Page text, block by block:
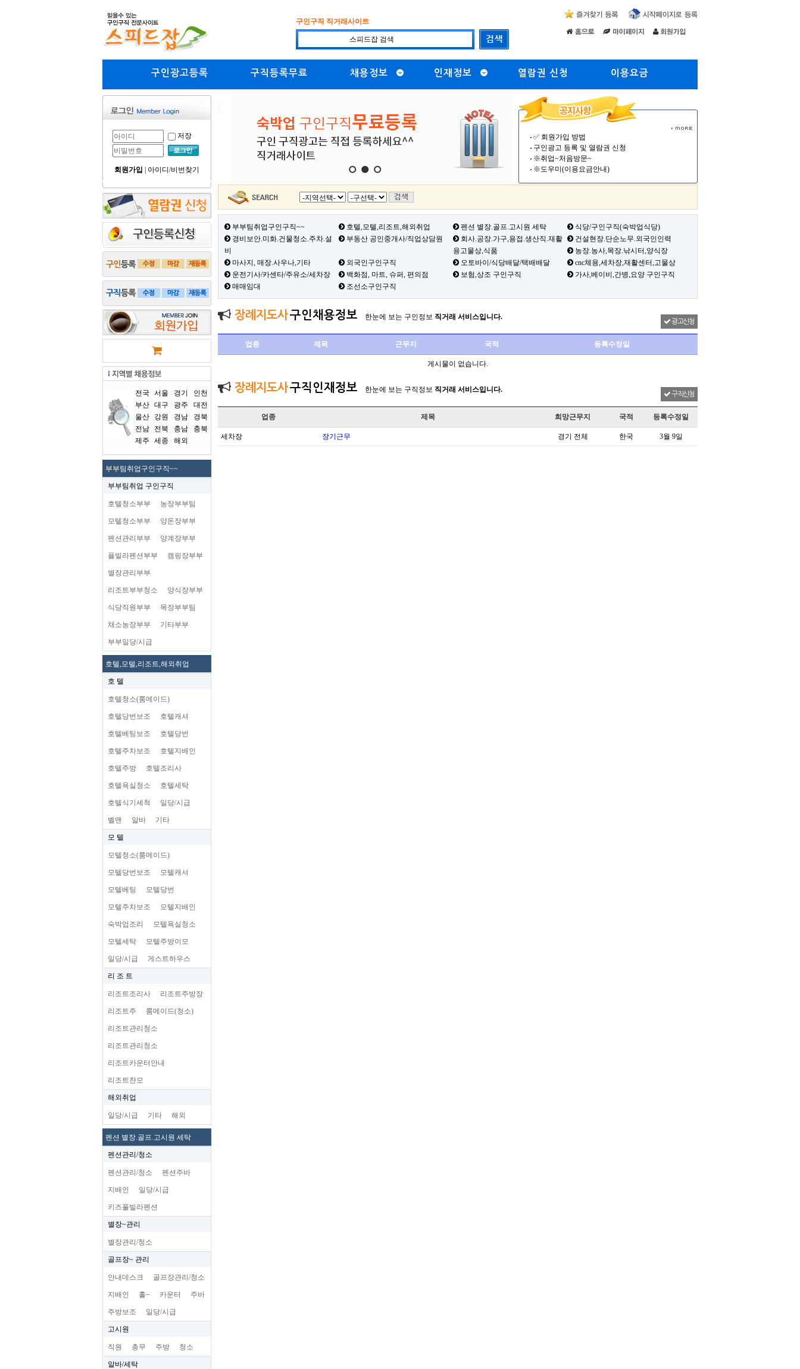
구인구직 직거래사이트
구인광고등록 구직등록무료 채용정보 인재정보 열람권 신청 이용요금
저장
회원가입 아이디/비번찾기
전국 서울 경기
인천
부산 대구 광주
대전
울산
강원 경남
경북
전남
전북 충남
충북
제주
세종 해외
부부팀취업구인구직~~
부부팀취업 구인구직
호텔청소부부 농장부부팀
모텔청소부부 양돈장부부
펜션관리부부 양계장부부
플빌라펜션부부 캠핑장부부
별장관리부부
리조트부부청소 양식장부부
식당직원부부 목장부부팀
채소농장부부 기타부부
부부일당/시급
호텔,모텔,리조트,해외취업
호 텔
호텔청소(룸메이드)
호텔당번보조 호텔캐셔
호텔베팅보조 호텔당번
호텔주차보조 호텔지배인
호텔주방 호텔조리사
호텔욕실청소 호텔세탁
호텔식기세척 일당/시급
벨맨 알바 기타
모 텔
모텔청소(룸메이드)
모텔당번보조 모텔캐셔
모텔베팅 모텔당번
모텔주차보조 모텔지배인
숙박업조리 모텔욕실청소
모텔세탁 모텔주방이모
일당/시급 게스트하우스
리 조 트
리조트조리사 리조트주방장
리조트주 룸메이드(청소)
리조트관리청소
리조트관리청소
리조트카운터안내
리조트찬모
해외취업
일당/시급 기타 해외
펜션 별장.골프.고시원 세탁
펜션관리/청소
펜션관리/청소 펜션주바
지배인 일당/시급
키즈풀빌라펜션
별장~관리
별장관리/청소
골프장~ 관리
안내데스크 골프장관리/청소
지배인 홀~ 카운터 주바
주방보조 일당/시급
고시원
직원 총무 주방 청소
알바/세탁
✅ 회원가입 방법
구인광고 등록 및 열람권 신청
※취업~처음방문~
※도우미(이용요금안내)
부부팀취업구인구직~~ 호텔,모텔,리조트,해외취업 펜션 별장.골프.고시원 세탁
식당/구인구직(숙박업식당)
경비보안.미화.건물청소.주차.설
비
부동산 공인중개사/직업상담원
회사.공장.가구,용접.생산직.재활
용고물상,식품
건설현장.단순노무.외국인인력
농장.농사,목장.낚시터,양식장
마사지, 매장.사우나,기타
외국인구인구직 오토바이/식당배달/택배배달
cnc체용,세차장,재활센터,고물상
운전기사/카센타/주유소/세차장
백화점, 마트, 슈퍼, 편의점 보험,상조 구인구직
가사,베이비,간병,요양 구인구직
매매임대
조선소구인구직
장례지도사구인채용정보 한눈에 보는 구인정보 직거래 서비스입니다.
광고신청
업종 제목 근무지 국적 등록수정일
게시물이 없습니다.
장례지도사구직인재정보 한눈에 보는 구직정보 직거래 서비스입니다.
구직신청
업종 제목 희망근무지 국적 등록수정일
세차장 장기근무 경기 전체 한국 3월 9일